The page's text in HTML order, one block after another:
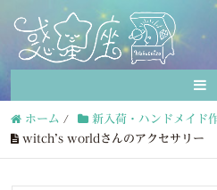
ホーム / 新入荷・ハンドメイド
witch’s worldさんのアクセサリー